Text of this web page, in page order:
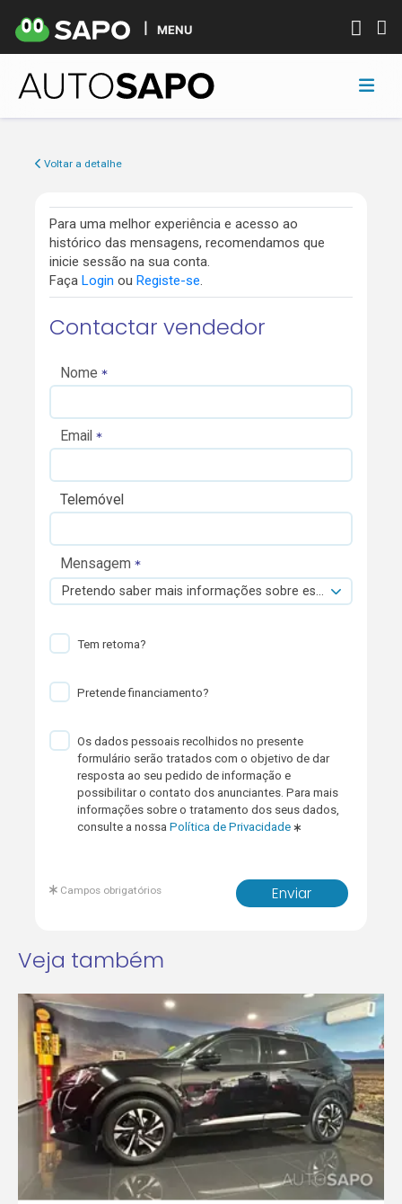
MENU
Voltar a detalhe
Para uma melhor experiência e acesso ao
histórico das mensagens, recomendamos que
inicie sessão na sua conta.
Faça Login ou Registe-se.
Contactar vendedor
Nome
Email
Telemóvel
Mensagem
Pretendo saber mais informações sobre esta viatura.
Tem retoma?
Pretende financiamento?
Os dados pessoais recolhidos no presente
formulário serão tratados com o objetivo de dar
resposta ao seu pedido de informação e
possibilitar o contato dos anunciantes. Para mais
informações sobre o tratamento dos seus dados,
consulte a nossaPolítica de Privacidade
Enviar
Campos obrigatórios
Veja também